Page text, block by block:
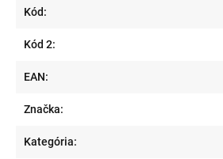
Kód:
Kód 2:
EAN:
Značka:
Kategória: